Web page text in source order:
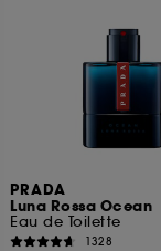
PRADA
Luna Rossa Ocean
Eau de Toilette
1328